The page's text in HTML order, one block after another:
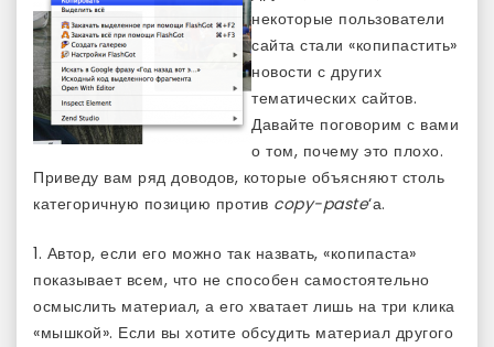
некоторые пользователи
сайта стали «копипастить»
новости с других
тематических сайтов.
Давайте поговорим с вами
о том, почему это плохо.
Приведу вам ряд доводов, которые объясняют столь
категоричную позицию против copy-paste‘а.
1. Автор, если его можно так назвать, «копипаста»
показывает всем, что не способен самостоятельно
осмыслить материал, а его хватает лишь на три клика
«мышкой». Если вы хотите обсудить материал другого